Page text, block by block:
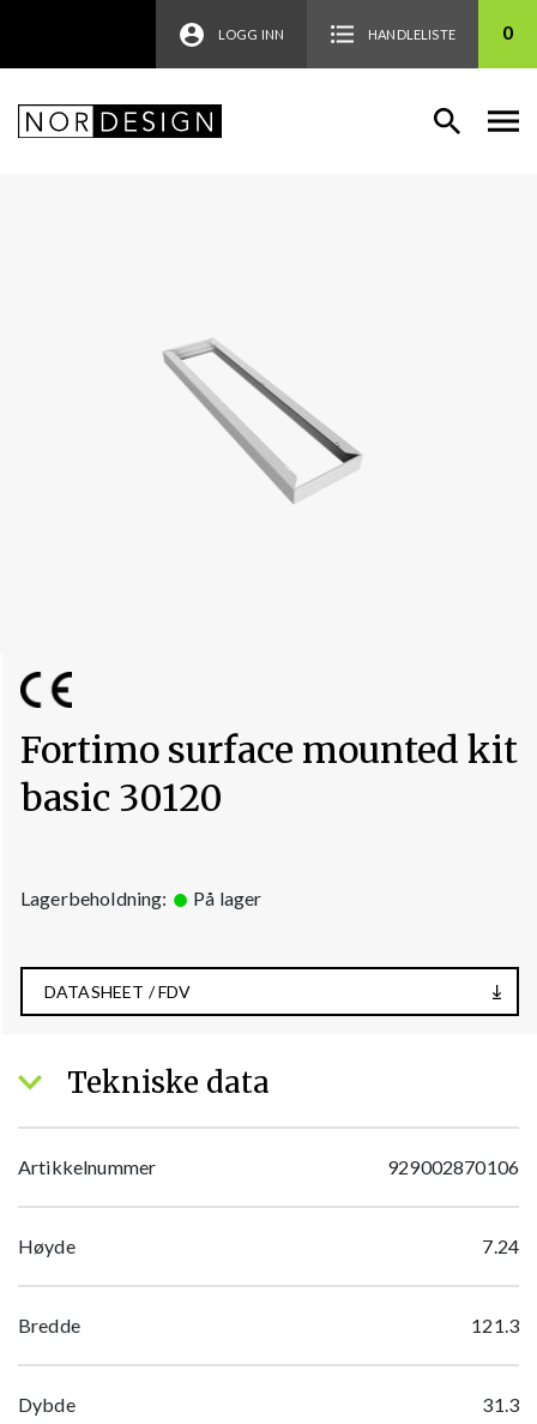
LOGG INN HANDLELISTE 0
Fortimo surface mounted kit
basic 30120
Lagerbeholdning: På lager
DATASHEET / FDV
Tekniske data
Artikkelnummer 929002870106
Høyde 7.24
Bredde 121.3
Dybde 31.3